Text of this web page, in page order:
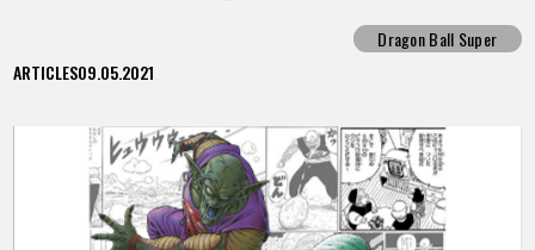
Dragon Ball Super
ARTICLES09.05.2021